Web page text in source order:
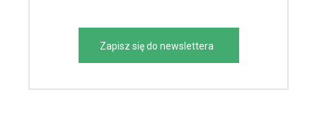
Zapisz się do newslettera